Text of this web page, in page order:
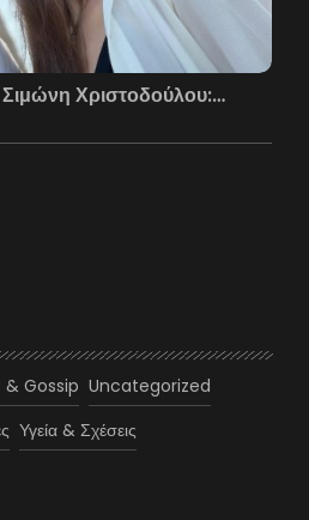
Χριστοδούλου:…
& Gossip Uncategorized
Υγεία & Σχέσεις